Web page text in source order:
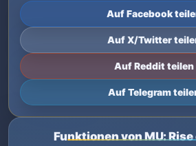
Auf Facebook
Auf X/Twitter
Auf Reddit teilen
Auf Telegram
Funktionen von MU: